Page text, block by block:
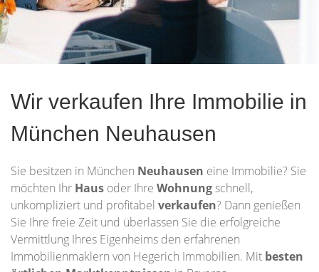
Wir verkaufen Ihre Immobilie in
München Neuhausen
Sie besitzen in München Neuhausen eine Immobilie? Sie
möchten Ihr Haus oder Ihre Wohnungschnell,
unkompliziert und profitabel verkaufen? Dann genießen
Sie Ihre freie Zeit und überlassen Sie die erfolgreiche
Vermittlung Ihres Eigenheims den erfahrenen
Immobilienmaklern von Hegerich Immobilien. Mit besten